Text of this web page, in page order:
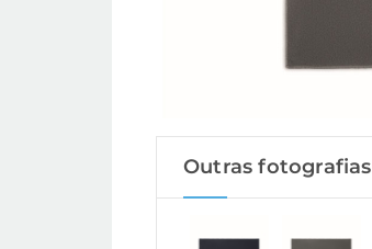
Outras fotografias